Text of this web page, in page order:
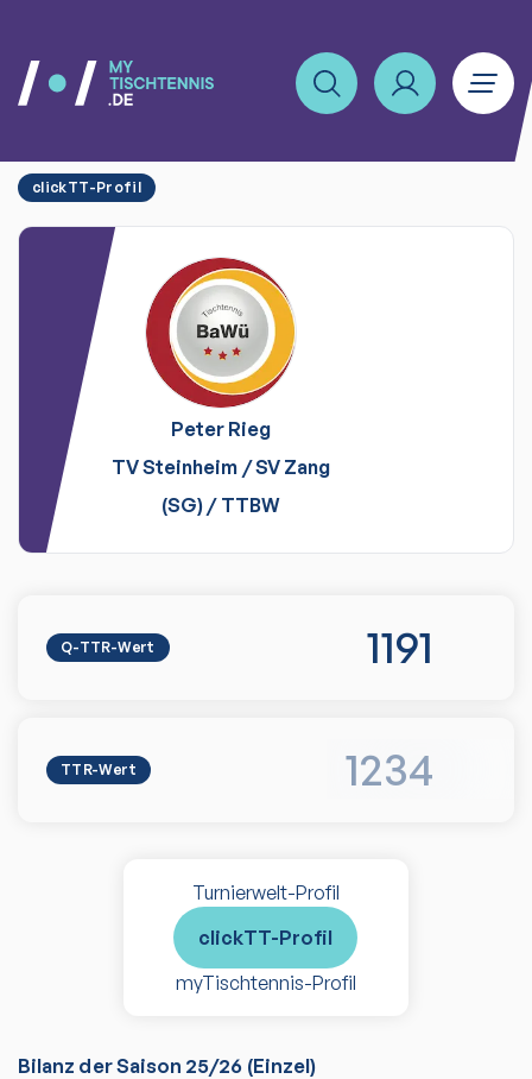
clickTT-Profil
Peter Rieg
TV Steinheim / SV Zang
(SG) / TTBW
Q-TTR-Wert 1191
TTR-Wert 1234
Turnierwelt-Profil
clickTT-Profil
myTischtennis-Profil
Bilanz der Saison 25/26 (Einzel)